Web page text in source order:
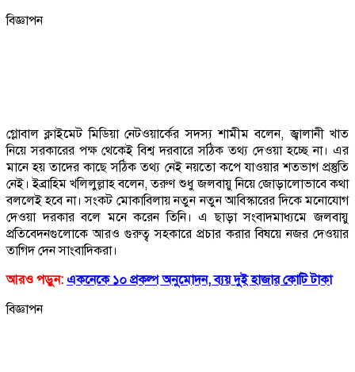
বিজ্ঞাপন
গ্লোবাল ক্লাইমেট মিডিয়া নেটওয়ার্কের সদস্য শামীম বলেন, জ্বালানী খাত
নিয়ে সরকারের পক্ষ থেকেই বিশ্ব দরবারে সঠিক তথ্য দেওয়া হচ্ছে না। এর
মানে হয় তাদের কাছে সঠিক তথ্য নেই নয়তো কপে যাওয়ার শতভাগ প্রস্তুতি
নেই। ইব্রাহিম খলিলুল্লাহ বলেন, তরুণ শুধু জলবায়ু নিয়ে জোড়ালোভাবে কথা
বললেই হবে না। সংকট মোকাবিলায় নতুন নতুন আবিস্কারের দিকে মনোযোগ
দেওয়া দরকার বলে মনে করেন তিনি। এ ছাড়া সংবাদমাধ্যমে জলবায়ু
প্রতিবেদনগুলোকে আরও গুরুত্ব সহকারে প্রচার করার বিষয়ে নজর দেওয়ার
তাগিদ দেন সাংবাদিকরা।
আরও পড়ুন: একনেকে ১০ প্রকল্প অনুমোদন, ব্যয় দুই হাজার কোটি টাকা
বিজ্ঞাপন